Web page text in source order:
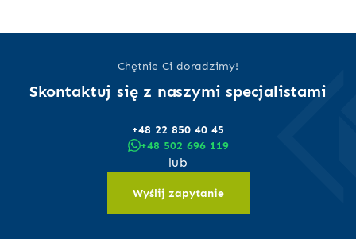
Chętnie Ci doradzimy!
Skontaktuj się z naszymi specjalistami
+48 22 850 40 45
+48 502 696 119
lub
Wyślij zapytanie